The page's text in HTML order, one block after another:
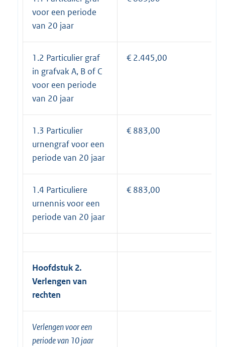
voor een periode
van 20 jaar
1.2 Particulier graf
in grafvak A, B of C
voor een periode
van 20 jaar
€ 2.445,00
1.3 Particulier
urnengraf voor een
periode van 20 jaar
€ 883,00
1.4 Particuliere
urnennis voor een
periode van 20 jaar
€ 883,00
Hoofdstuk 2.
Verlengen van
rechten
Verlengen voor een
periode van 10 jaar